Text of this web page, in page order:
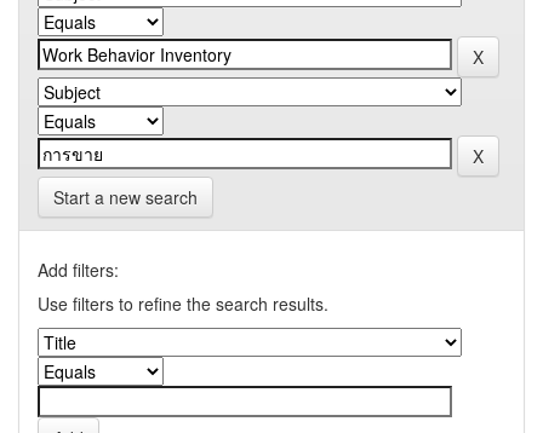
Start a new search
Add filters:
Use filters to refine the search results.